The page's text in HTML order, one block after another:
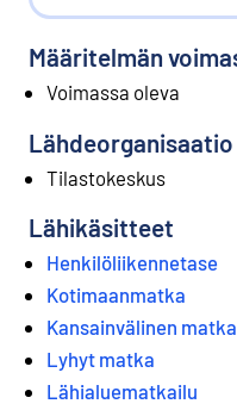
Määritelmän
Voimassa oleva
Lähdeorganisaatio
Tilastokeskus
Lähikäsitteet
Henkilöliikennetase
Kotimaanmatka
Kansainvälinen
Lyhyt matka
Lähialuematkailu